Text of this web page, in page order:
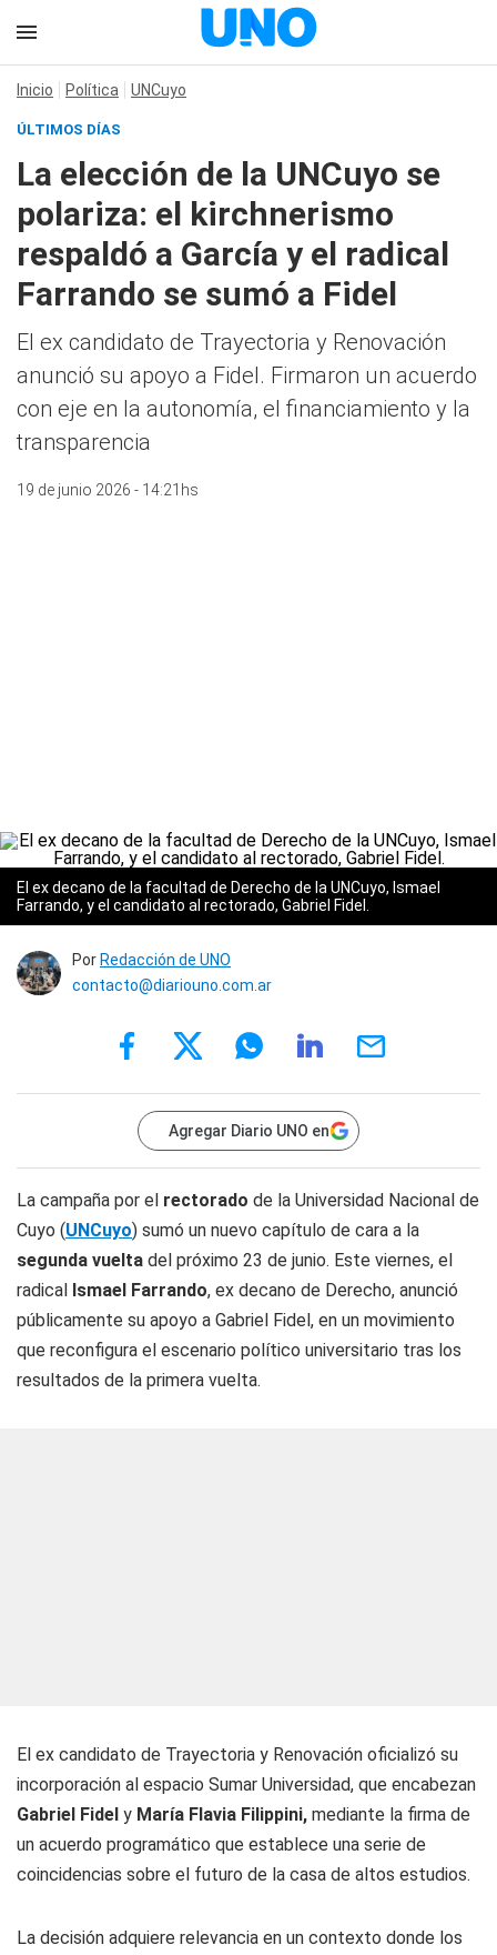
Inicio Política UNCuyo
ÚLTIMOS DÍAS
La elección de la UNCuyo se
polariza: el kirchnerismo
respaldó a García y el radical
Farrando se sumó a Fidel
El ex candidato de Trayectoria y Renovación
anunció su apoyo a Fidel. Firmaron un acuerdo
con eje en la autonomía, el financiamiento y la
transparencia
19 de junio 2026 - 14:21hs
El ex decano de la facultad de Derecho de la UNCuyo, Ismael
Farrando, y el candidato al rectorado, Gabriel Fidel.
Por Redacción de UNO
contacto@diariouno.com.ar
Agregar Diario UNO en
La campaña por el rectorado de la Universidad Nacional de
Cuyo (UNCuyo) sumó un nuevo capítulo de cara a la
segunda vuelta del próximo 23 de junio. Este viernes, el
radical Ismael Farrando, ex decano de Derecho, anunció
públicamente su apoyo a Gabriel Fidel, en un movimiento
que reconfigura el escenario político universitario tras los
resultados de la primera vuelta.
El ex candidato de Trayectoria y Renovación oficializó su
incorporación al espacio Sumar Universidad, que encabezan
Gabriel Fidel y María Flavia Filippini, mediante la firma de
un acuerdo programático que establece una serie de
coincidencias sobre el futuro de la casa de altos estudios.
La decisión adquiere relevancia en un contexto donde los